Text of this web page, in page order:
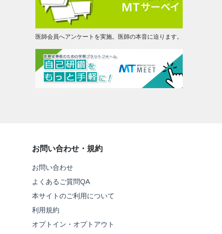
医師会員へアンケートを実施。医師の本音に迫ります。
お問い合わせ・規約
お問い合わせ
よくあるご質問QA
本サイトのご利用について
利用規約
オプトイン・オプトアウト